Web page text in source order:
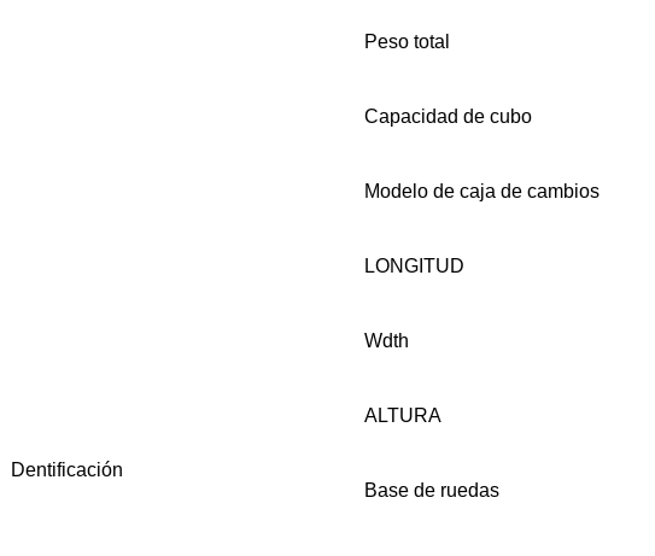
Dentificación
Peso total
Capacidad de cubo
Modelo de caja de cambios
LONGITUD
Wdth
ALTURA
Base de ruedas